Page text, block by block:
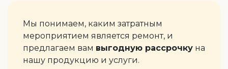
Мы понимаем, каким затратным
мероприятием является ремонт, и
предлагаем вам выгодную рассрочку на
нашу продукцию и услуги.